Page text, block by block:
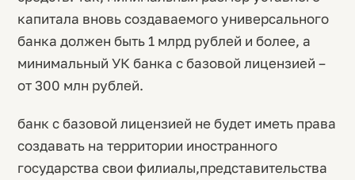
капитала вновь создаваемого универсального
банка должен быть 1 млрд рублей и более, а
минимальный УК банка с базовой лицензией –
от 300 млн рублей.
банк с базовой лицензией не будет иметь права
создавать на территории иностранного
государства свои филиалы,представительства